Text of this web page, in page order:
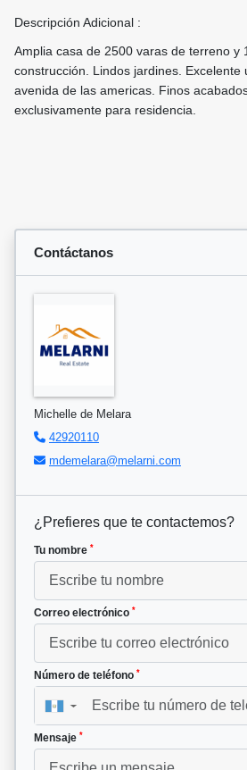
Descripción Adicional :
Amplia casa de 2500 varas de terreno y
construcción. Lindos jardines. Excelente
avenida de las americas. Finos
exclusivamente para residencia.
Contáctanos
Michelle de Melara
42920110
mdemelara@melarni.com
¿Prefieres que te contactemos?
Tu nombre *
Correo electrónico *
Número de teléfono *
▼
Mensaje *